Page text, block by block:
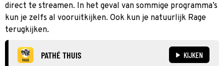
direct te streamen. In het geval van sommige programma’s
kun je zelfs al vooruitkijken. Ook kun je natuurlijk Rage
terugkijken.
PATHÉ THUIS KIJKEN